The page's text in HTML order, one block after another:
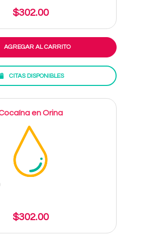
$302.00
AGREGAR AL CARRITO
CITAS DISPONIBLES
en Orina
$302.00